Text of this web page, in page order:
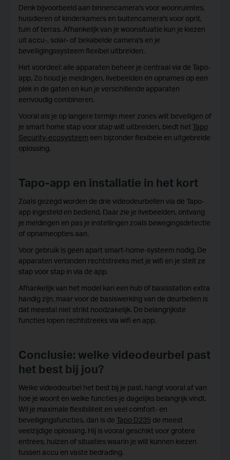
Denk bijvoorbeeld aan binnencamera's voor woonruimtes,
huisdieren of kinderkamers en buitencamera's voor oprit,
tuin of terras. Afhankelijk van je woonsituatie kun je kiezen
uit accu-, solar- of bekabelde camera's en je
beveiligingssysteem flexibel uitbreiden.
Het voordeel: alle apparaten beheer je centraal via de Tapo-
app. Zo houd je meldingen, livebeelden en opnames op een
plek in de gaten en kun je verschillende apparaten
eenvoudig combineren.
Vooral als je op langere termijn meer zones wilt beveiligen of
je smart home stap voor stap wilt uitbreiden, biedt hetTapo
Security-ecosysteem een bijzonder flexibele en uitgebreide
oplossing.
Tapo-app en installatie in het kort
Zoals gezegd worden de drie videodeurbellen via de Tapo-
app ingesteld en bediend. Daar zie je livebeelden, ontvang
je meldingen en pas je instellingen zoals bewegingsdetectie
of opnameopties aan.
Voor gebruik is geen apart smart-home-systeem nodig. De
apparaten verbinden rechtstreeks met je wifi en je stelt ze
stap voor stap in via de app.
Afhankelijk van het model kan een hub of basisstation extra
handig zijn, maar voor de basiswerking van de deurbellen is
dat meestal niet strikt noodzakelijk. De belangrijkste
functies lopen rechtstreeks via wifi en app.
Conclusie: welke videodeurbel past
het best bij jou?
Welke videodeurbel het best bij je past, hangt vooral af van
hoe je woont en welke functies je dagelijks belangrijk vindt.
Wil je maximale flexibiliteit en veel comfort- en
beveiligingsfuncties, dan is de Tapo D235 de meest
veelzijdige oplossing. Hij is vooral geschikt voor grotere
entrees, huizen of situaties waarin je wilt kunnen kiezen
tussen accu en vaste bedrading.